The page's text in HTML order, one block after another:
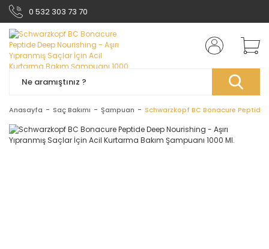
0 532 303 73 70
Anasayfa Saç Bakımı Şampuan Schwarzkopf BC Bonacure Peptide